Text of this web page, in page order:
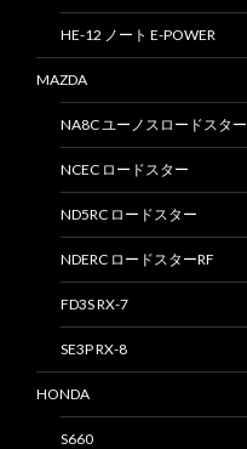
HE-12 ノート E-POWER
MAZDA
NA8C ユーノスロードスター
NCEC ロードスター
ND5RC ロードスター
NDERC ロードスターRF
FD3S RX-7
SE3P RX-8
HONDA
S660